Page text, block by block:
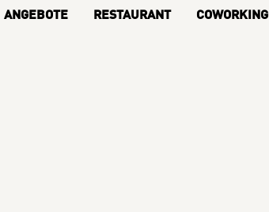
ANGEBOTE RESTAURANT COWORKING